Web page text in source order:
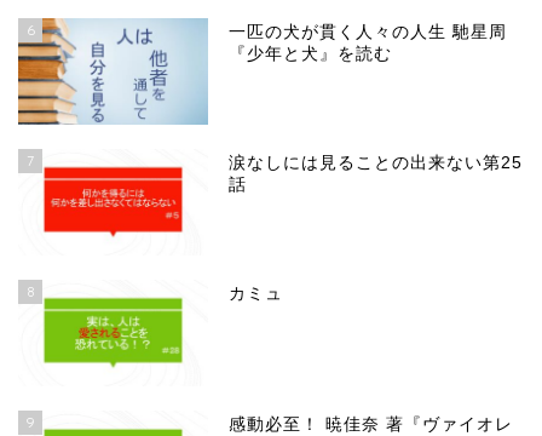
6
一匹の犬が貫く人々の人生 馳星周
『少年と犬』を読む
7
涙なしには見ることの出来ない第25
話
8 カミュ
9
感動必至！ 暁佳奈 著『ヴァイオレ